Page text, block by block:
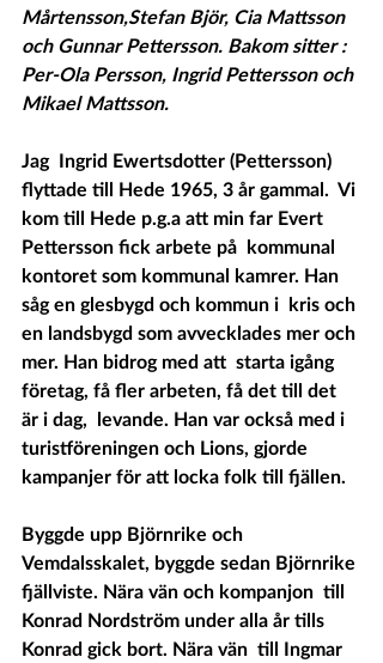
Mårtensson,Stefan Björ, Cia Mattsson
och Gunnar Pettersson. Bakom sitter :
Per-Ola Persson, Ingrid Pettersson och
Mikael Mattsson.
Jag  Ingrid Ewertsdotter (Pettersson)
flyttade till Hede 1965, 3 år gammal.  Vi
kom till Hede p.g.a att min far Evert
Pettersson fick arbete på  kommunal
kontoret som kommunal kamrer. Han
såg en glesbygd och kommun i  kris och
en landsbygd som avvecklades mer och
mer. Han bidrog med att  starta igång
företag, få fler arbeten, få det till det
är i dag,  levande. Han var också med i
turistföreningen och Lions, gjorde
kampanjer för att locka folk till fjällen.
Byggde upp Björnrike och
Vemdalsskalet, byggde sedan Björnrike
fjällviste. Nära vän och kompanjon  till
Konrad Nordström under alla år tills
Konrad gick bort. Nära vän  till Ingmar